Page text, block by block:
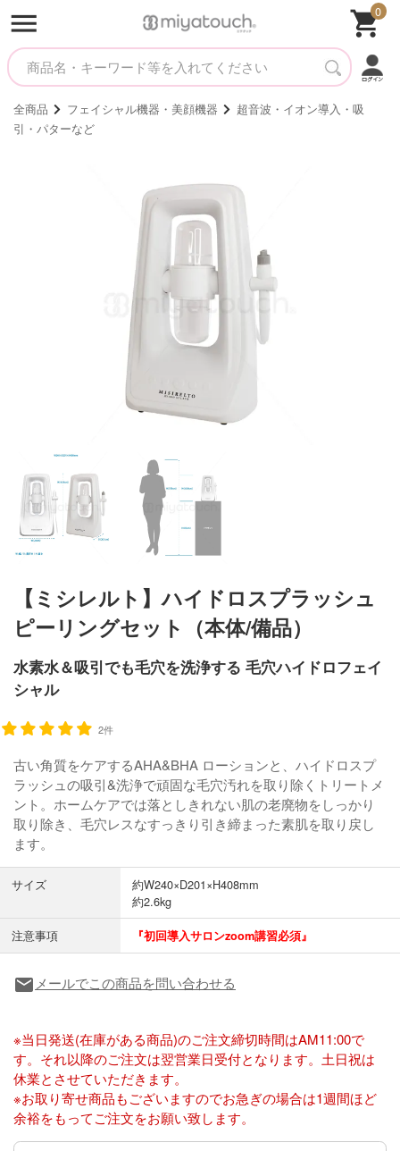
0
全商品 フェイシャル機器・美顔機器
超音波・イオン導入・吸
引・パターなど
【ミシレルト】ハイドロスプラッシュ
ピーリングセット（本体/備品）
水素水＆吸引でも毛穴を洗浄する 毛穴ハイドロフェイ
シャル
2件
古い角質をケアするAHA&BHA ローションと、ハイドロスプ
ラッシュの吸引&洗浄で頑固な毛穴汚れを取り除くトリートメ
ント。ホームケアでは落としきれない肌の老廃物をしっかり
取り除き、毛穴レスなすっきり引き締まった素肌を取り戻し
ます。
サイズ
約W240×D201×H408mm
約2.6kg
注意事項
『初回導入サロンzoom講習必須』
local_post_office メールでこの商品を問い合わせる
※当日発送(在庫がある商品)のご注文締切時間はAM11:00で
す。それ以降のご注文は翌営業日受付となります。土日祝は
休業とさせていただきます。
※お取り寄せ商品もございますのでお急ぎの場合は1週間ほど
余裕をもってご注文をお願い致します。